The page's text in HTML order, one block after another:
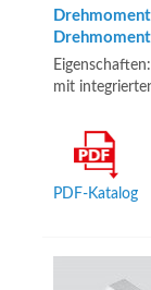
mit
PDF-Katalog